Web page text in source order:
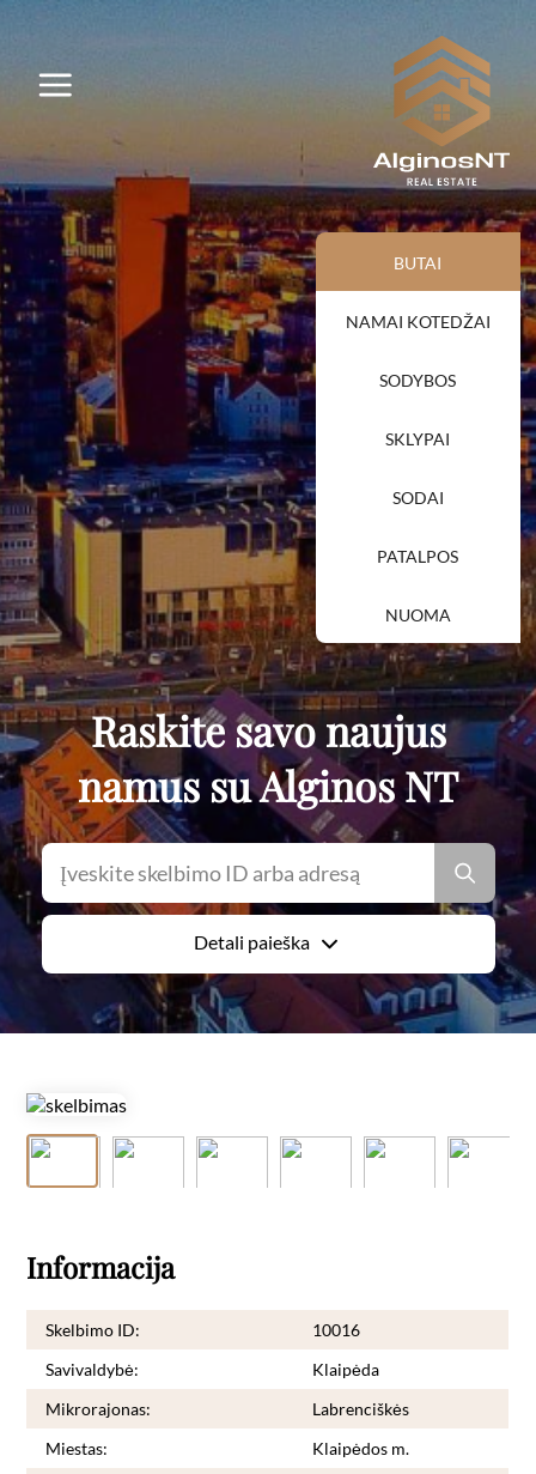
BUTAI
NAMAI KOTEDŽAI
SODYBOS
SKLYPAI
SODAI
PATALPOS
NUOMA
Raskite savo naujus
namus su Alginos NT
Detali paieška
Informacija
Skelbimo ID:
10016
Savivaldybė:
Klaipėda
Mikrorajonas:
Labrenciškės
Miestas:
Klaipėdos m.